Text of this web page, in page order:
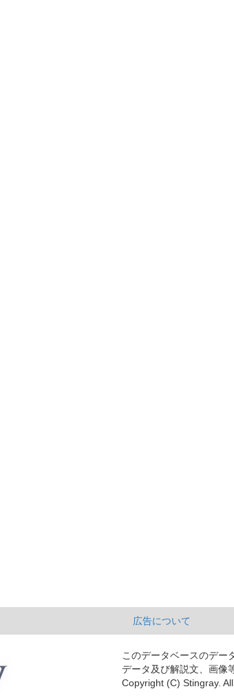
広告について
このデータベースのデー
データ及び解説文、画像
Copyright (C) Stingray.